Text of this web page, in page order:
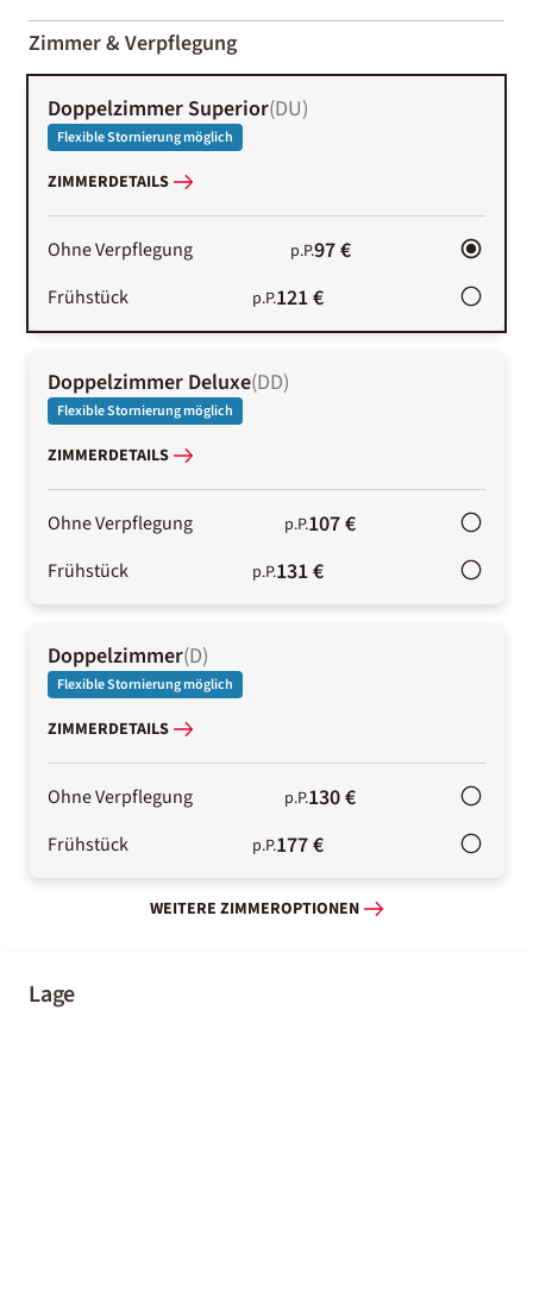
01-02
Zimmer & Verpflegung
Doppelzimmer Superior(DU)
Flexible Stornierung möglich
ZIMMERDETAILS
Ohne Verpflegung p.P.97 €
Frühstück p.P.121 €
Doppelzimmer Deluxe(DD)
Flexible Stornierung möglich
ZIMMERDETAILS
Ohne Verpflegung p.P.107 €
Frühstück p.P.131 €
Doppelzimmer(D)
Flexible Stornierung möglich
ZIMMERDETAILS
Ohne Verpflegung p.P.130 €
Frühstück p.P.177 €
WEITERE ZIMMEROPTIONEN
Lage